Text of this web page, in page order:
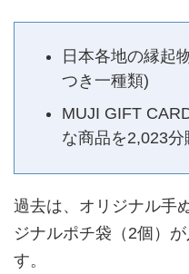
日本各地の縁起
つき一種類)
MUJI GIFT
な商品を2,023分
過去は、オリジナル手
ジナルポチ袋（2個）
す。